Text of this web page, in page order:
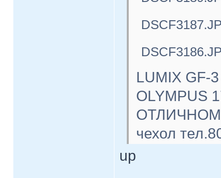
LUMIX GF-
OLYMPUS
ОТЛИЧНОМ
чехол
up